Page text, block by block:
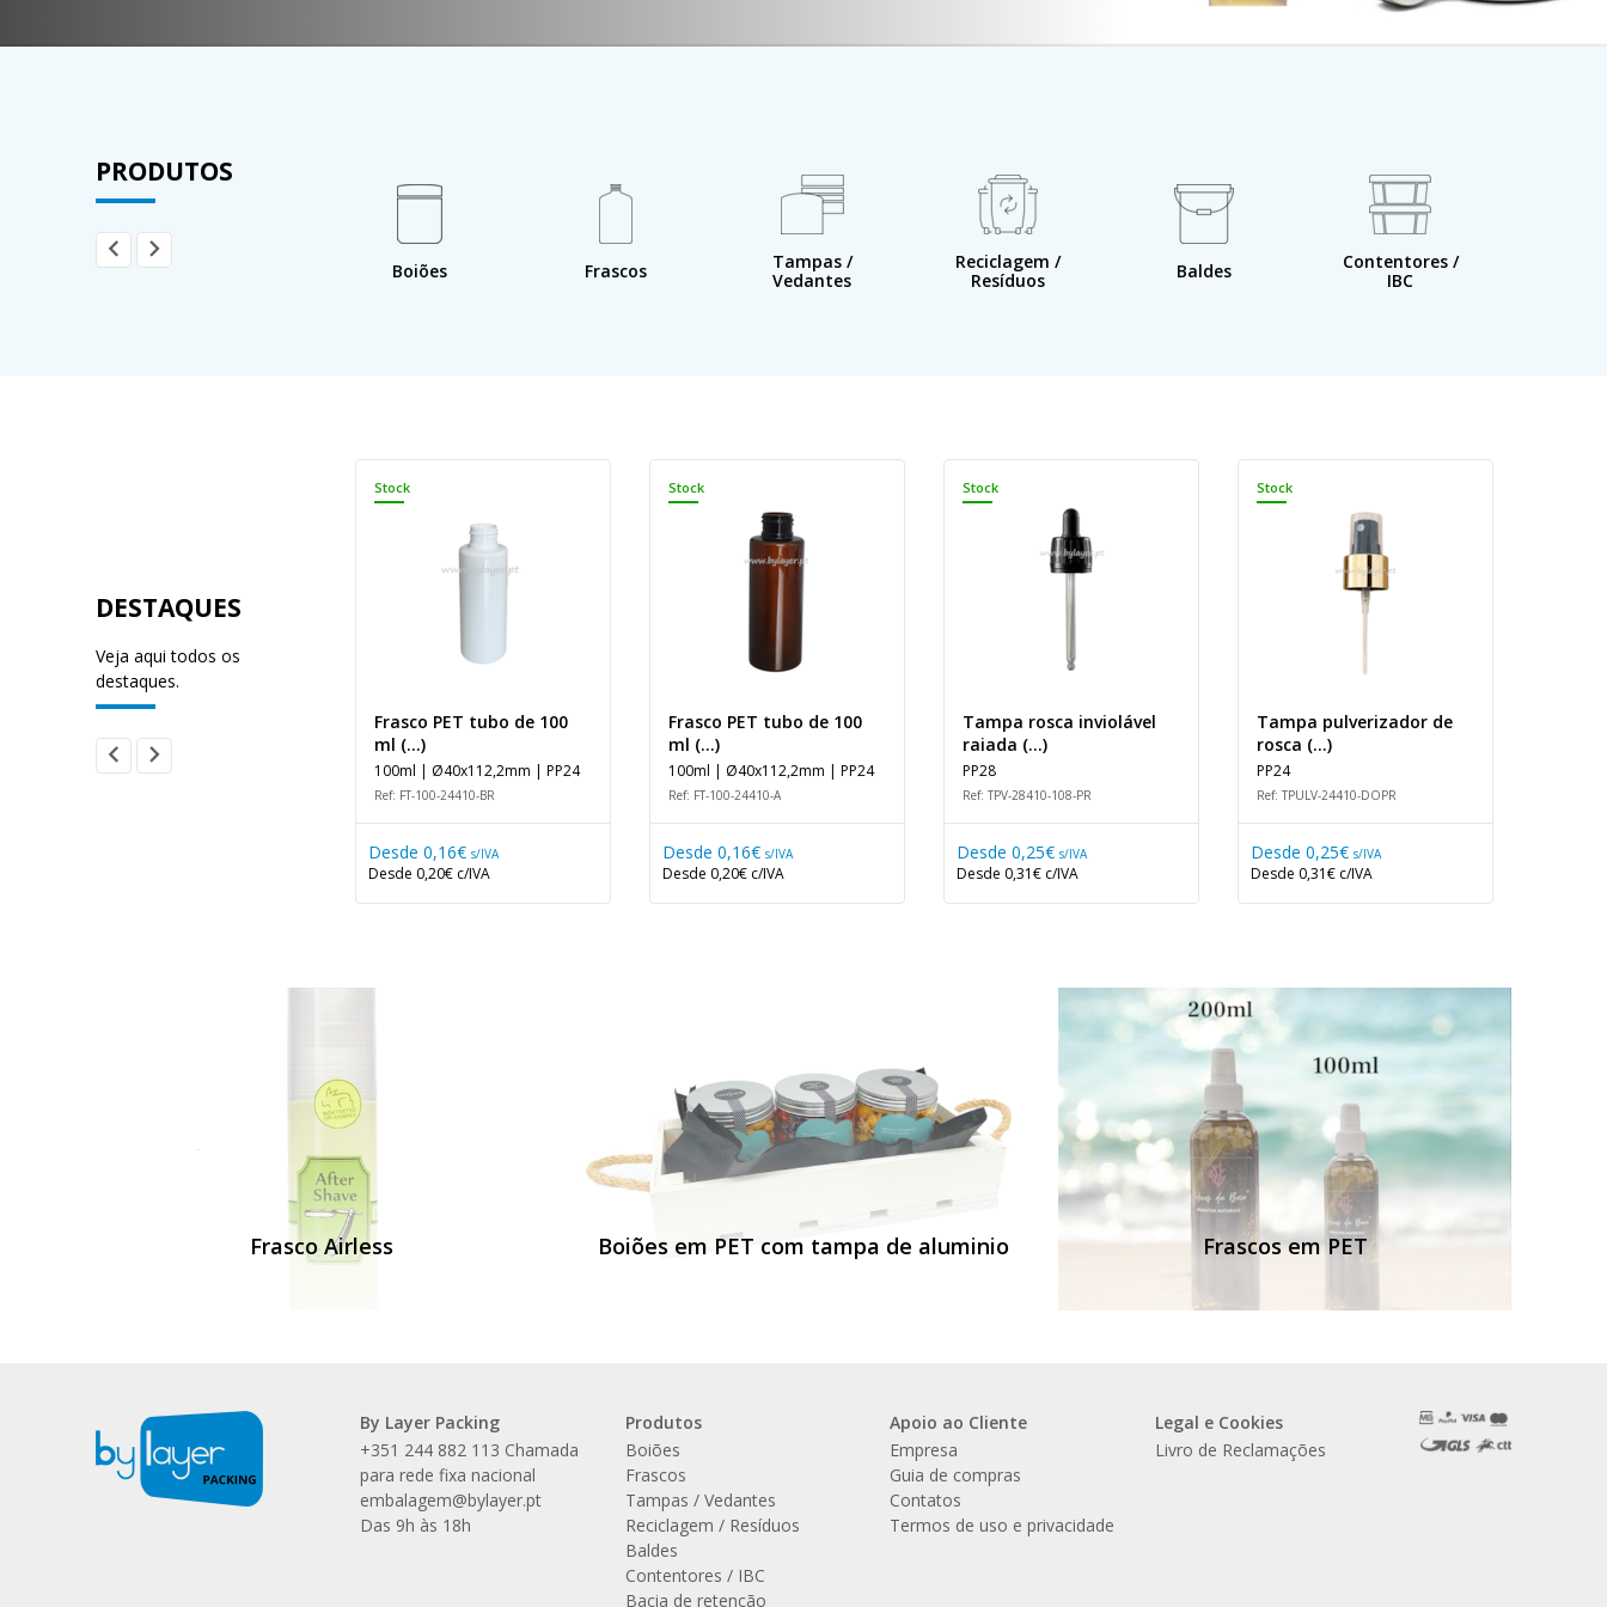
PRODUTOS
Boiões Frascos
Tampas /
Vedantes
Reciclagem /
Resíduos
Baldes
Contentores /
IBC
DESTAQUES
Veja aqui todos os
destaques.
tampa e (...)
3000ml | Ø200x131mm
Stock
Frasco PET tubo de 100
ml (...)
100ml | Ø40x112,2mm | PP24
Ref: FT-100-24410-BR
Desde 0,16€ s/IVA
Desde 0,20€ c/IVA
Stock
Frasco PET tubo de 100
ml (...)
100ml | Ø40x112,2mm | PP24
Ref: FT-100-24410-A
Desde 0,16€ s/IVA
Desde 0,20€ c/IVA
Stock
Tampa rosca inviolável
raiada (...)
PP28
Ref: TPV-28410-108-PR
Desde 0,25€ s/IVA
Desde 0,31€ c/IVA
Stock
Tampa pulverizador de
rosca (...)
PP24
Ref: TPULV-24410-DOPR
Desde 0,25€ s/IVA
Desde 0,31€ c/IVA
Frasco Airless Boiões em PET com tampa de aluminio Frascos em PET
By Layer Packing
+351 244 882 113 Chamada
para rede fixa nacional
embalagem@bylayer.pt
Das 9h às 18h
Produtos
Boiões
Frascos
Tampas / Vedantes
Reciclagem / Resíduos
Baldes
Contentores / IBC
Bacia de retenção
Apoio ao Cliente
Empresa
Guia de compras
Contatos
Termos de uso e privacidade
Legal e Cookies
Livro de Reclamações